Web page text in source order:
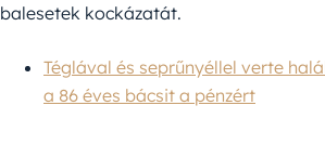
balesetek kockázatát.
Téglával és seprűnyéllel verte
a 86 éves bácsit a pénzért